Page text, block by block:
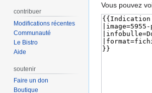
Vous pouvez
contribuer
Modifications récentes
Communauté
Le Bistro
Aide
soutenir
Faire un don
Boutique